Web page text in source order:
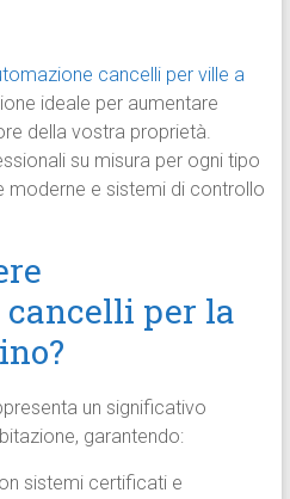
cancelli per ville a
ideale per aumentare
della vostra proprietà.
su misura per ogni tipo
moderne e sistemi di controllo
cancelli per la
un significativo
garantendo:
sistemi certificati e